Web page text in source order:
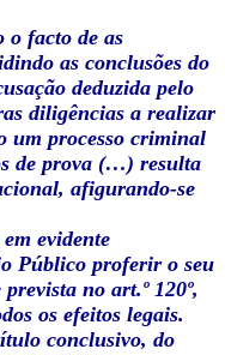
o facto de as
as conclusões do
deduzida pelo
diligências a realizar
um processo criminal
de prova (…) resulta
afigurando-se
evidente
Público proferir o seu
no art.º 120º,
os efeitos legais.
conclusivo, do